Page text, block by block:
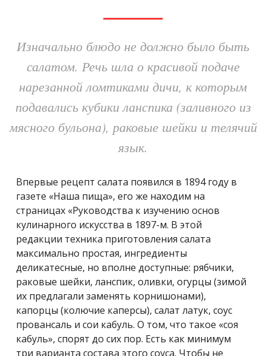
Изначально блюдо не должно было быть
салатом. Речь шла о красивой подаче
нарезанной ломтиками дичи, к которым
подавались кубики ланспика (заливного из
мясного бульона), раковые шейки и телячий
язык.
Впервые рецепт салата появился в 1894 году в
газете «Наша пища», его же находим на
страницах «Руководства к изучению основ
кулинарного искусства в 1897-м. В этой
редакции техника приготовления салата
максимально простая, ингредиенты
деликатесные, но вполне доступные: рябчики,
раковые шейки, ланспик, оливки, огурцы (зимой
их предлагали заменять корнишонами),
капорцы (колючие каперсы), салат латук, соус
провансаль и сои кабуль. О том, что такое «соя
кабуль», спорят до сих пор. Есть как минимум
три варианта состава этого соуса. Чтобы не